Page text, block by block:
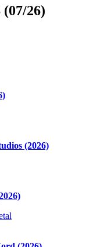
26)
(2026)